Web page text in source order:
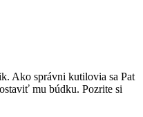
Ako správni kutilovia sa Pat
mu búdku. Pozrite si